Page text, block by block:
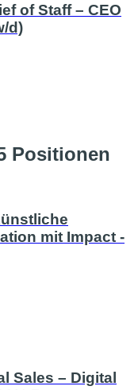
of Staff – CEO
d)
Positionen
mit Impact -
Sales – Digital